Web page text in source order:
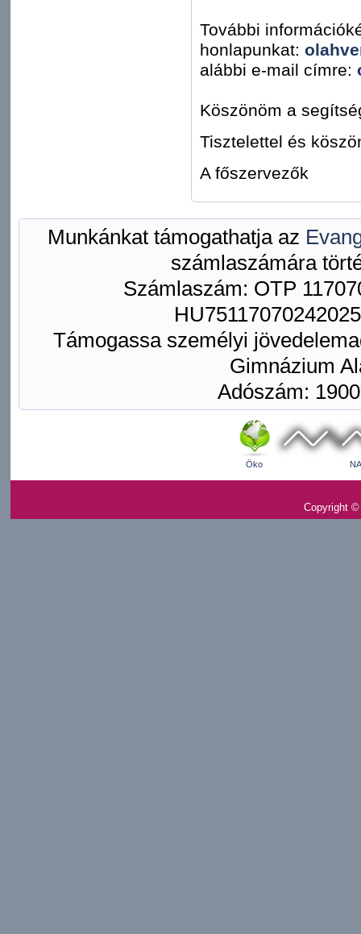
További
honlapunkat:
alábbi e-mail címre:
Köszönöm a
Tisztelettel és
A főszervezők
Munkánkat támogathatja az
számlaszámára
Számlaszám: OTP
Támogassa személyi
Gimnázium
Adószám:
Öko
Copyright